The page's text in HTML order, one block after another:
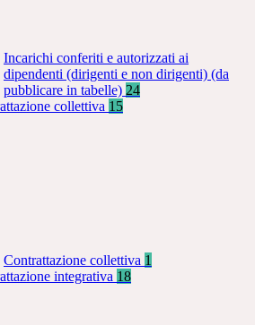
Incarichi conferiti e autorizzati ai
dipendenti (dirigenti e non dirigenti) (da
pubblicare in tabelle) 24
collettiva 15
Contrattazione collettiva 1
integrativa 18